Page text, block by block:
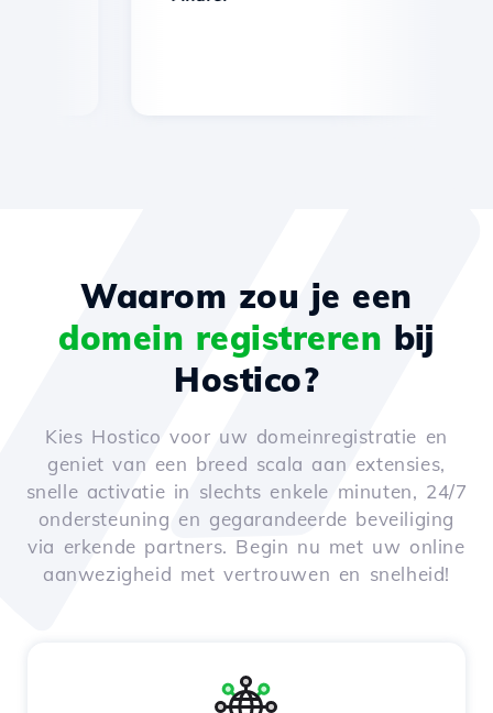
Waarom zou je een
domein registreren bij
Hostico?
Kies Hostico voor uw domeinregistratie en
geniet van een breed scala aan extensies,
snelle activatie in slechts enkele minuten, 24/7
ondersteuning en gegarandeerde beveiliging
via erkende partners. Begin nu met uw online
aanwezigheid met vertrouwen en snelheid!